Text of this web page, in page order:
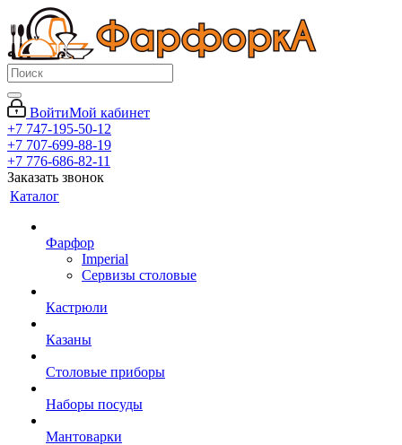
ВойтиМой кабинет
+7 747-195-50-12
+7 707-699-88-19
+7 776-686-82-11
Заказать звонок
Каталог
Фарфор
Imperial
Сервизы столовые
Кастрюли
Казаны
Столовые приборы
Наборы посуды
Мантоварки